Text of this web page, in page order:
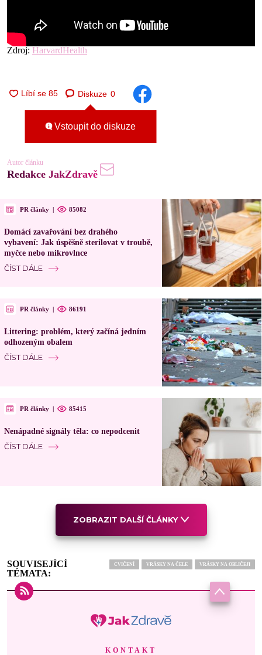
Zdroj: HarvardHealth
Diskuze 0
Vstoupit do diskuze
Autor článku
Redakce JakZdravě
PR články | 85082
Domácí zavařování bez drahého
vybavení: Jak úspěšně sterilovat v troubě,
myčce nebo mikrovlnce
ČÍST DÁLE
PR články | 86191
Littering: problém, který začíná jedním
odhozeným obalem
ČÍST DÁLE
PR články | 85415
Nenápadné signály těla: co nepodcenit
ČÍST DÁLE
ZOBRAZIT DALŠÍ ČLÁNKY
SOUVISEJÍCÍ
TÉMATA:
CVIČENÍ VRÁSKY NA ČELE VRÁSKY NA OBLIČEJI
KONTAKT